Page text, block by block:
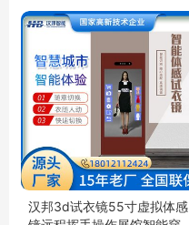
汉邦3d试衣镜55寸虚拟体感